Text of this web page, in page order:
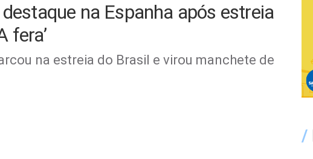
na Espanha após estreia
fera’
na estreia do Brasil e virou manchete de
/